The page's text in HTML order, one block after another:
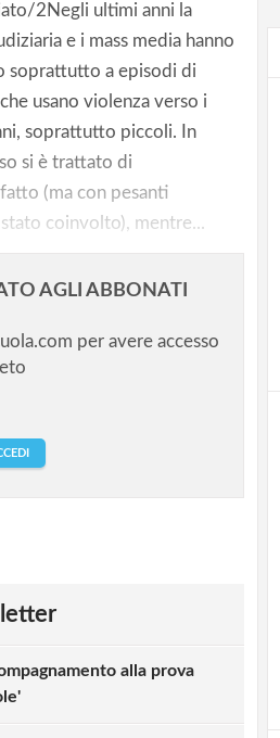
2Negli ultimi anni la
e i mass media hanno
soprattutto a episodi di
usano violenza verso i
soprattutto piccoli. In
si è trattato di
(ma con pesanti
coinvolto), mentre...
AGLI ABBONATI
per avere accesso
alla prova